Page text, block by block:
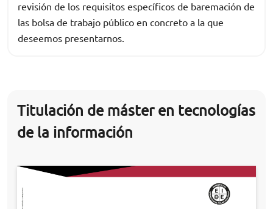
revisión de los requisitos específicos de baremación de
las bolsa de trabajo público en concreto a la que
deseemos presentarnos.
Titulación de máster en tecnologías
de la información